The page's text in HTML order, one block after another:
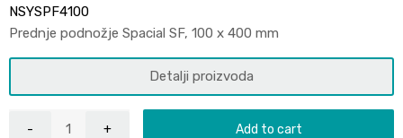
NSYSPF4100
Prednje podnožje Spacial SF, 100 x 400 mm
Detalji proizvoda
Add to cart